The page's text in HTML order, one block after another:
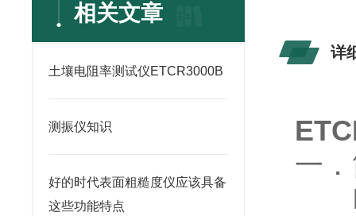
相关文章
土壤电阻率测试仪ETCR3000B
测振仪知识
好的时代表面粗糙度仪应该具备
这些功能特点
详
一